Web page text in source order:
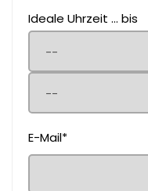
Ideale Uhrzeit ... bis
E-Mail*